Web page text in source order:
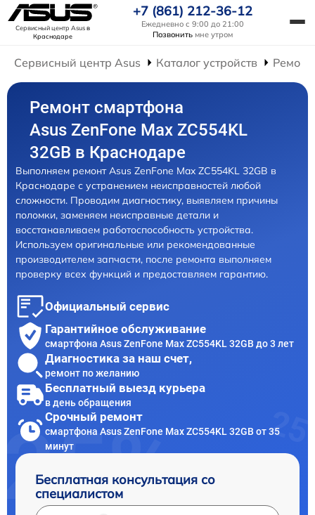
Сервисный центр Asusв
Краснодаре
+7 (861) 212-36-12
Ежедневно с 9:00 до 21:00
Позвонить мне утром
Сервисный центр Asus Каталог устройств
Ремонт смартфона
Asus ZenFone Max ZC554KL
32GB в Краснодаре
Выполняем ремонт Asus ZenFone Max ZC554KL 32GB в
Краснодаре с устранением неисправностей любой
сложности. Проводим диагностику, выявляем причины
поломки, заменяем неисправные детали и
восстанавливаем работоспособность устройства.
Используем оригинальные или рекомендованные
производителем запчасти, после ремонта выполняем
проверку всех функций и предоставляем гарантию.
Официальный сервис
Гарантийное обслуживание
смартфона Asus ZenFone Max ZC554KL 32GB до 3 лет
Диагностика за наш счет,
ремонт по желанию
Бесплатный выезд курьера
в день обращения
Срочный ремонт
смартфона Asus ZenFone Max ZC554KL 32GB от 35
минут
Бесплатная консультация со
специалистом